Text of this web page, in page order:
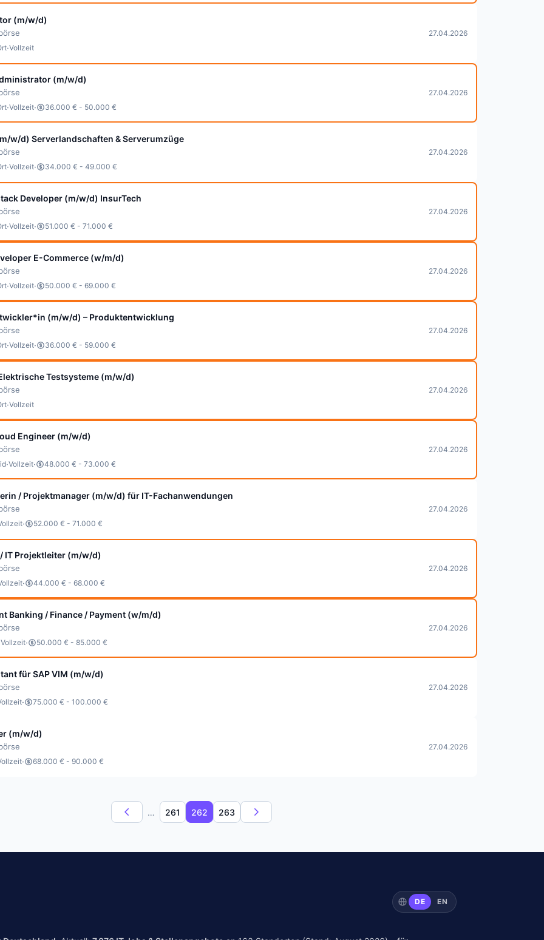
(m/w/d)
·Vollzeit
27.04.2026
(m/w/d)
·Vollzeit· 36.000 € - 50.000 €
27.04.2026
w/d) Serverlandschaften & Serverumzüge
·Vollzeit· 34.000 € - 49.000 €
27.04.2026
Developer (m/w/d) InsurTech
·Vollzeit· 51.000 € - 71.000 €
27.04.2026
E-Commerce (w/m/d)
·Vollzeit· 50.000 € - 69.000 €
27.04.2026
(m/w/d) – Produktentwicklung
·Vollzeit· 36.000 € - 59.000 €
27.04.2026
Testsysteme (m/w/d)
·Vollzeit
27.04.2026
Engineer (m/w/d)
·Vollzeit· 48.000 € - 73.000 €
27.04.2026
/ Projektmanager (m/w/d) für IT-Fachanwendungen
· 52.000 € - 71.000 €
27.04.2026
IT Projektleiter (m/w/d)
· 44.000 € - 68.000 €
27.04.2026
Banking / Finance / Payment (w/m/d)
Vollzeit· 50.000 € - 85.000 €
27.04.2026
für SAP VIM (m/w/d)
· 75.000 € - 100.000 €
27.04.2026
(m/w/d)
· 68.000 € - 90.000 €
27.04.2026
… 261 262 263
DE EN